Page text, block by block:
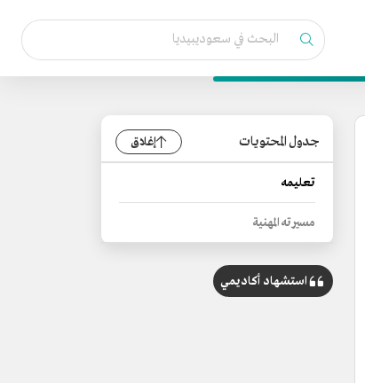
جدول المحتويات إغلاق
تعليمه
مسيرته المهنية
استشهاد أكاديمي